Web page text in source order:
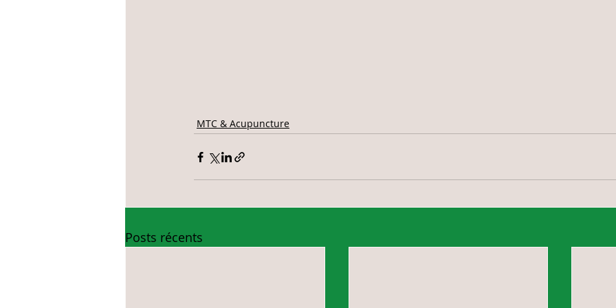
MTC & Acupuncture
Posts récents